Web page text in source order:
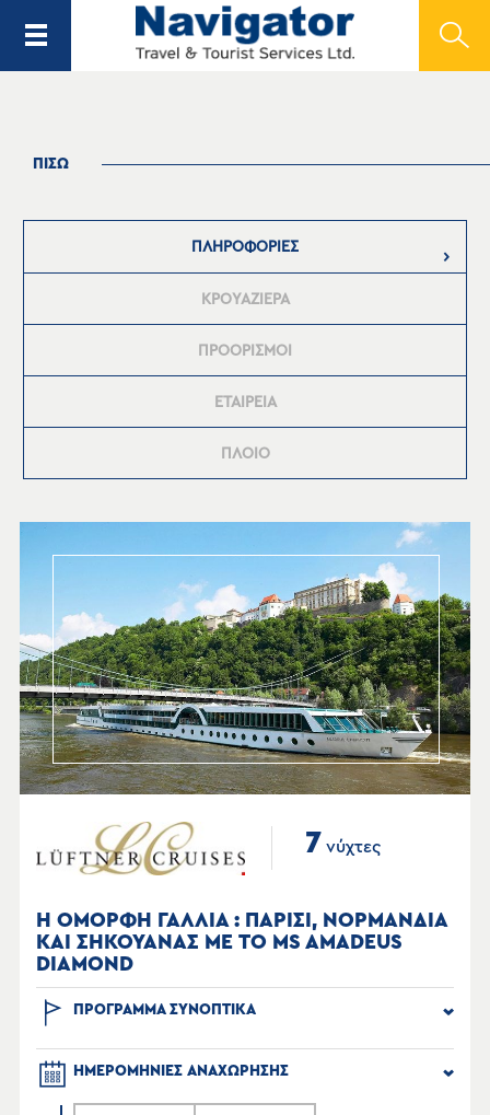
ΠΙΣΩ
ΠΛΗΡΟΦΟΡΙΕΣ
ΚΡΟΥΑΖΙΕΡΑ
ΠΡΟΟΡΙΣΜΟΙ
ΕΤΑΙΡΕΙΑ
ΠΛΟΙΟ
7 νύχτες
Η ΟΜΟΡΦΗ ΓΑΛΛΙΑ : ΠΑΡΙΣΙ, ΝΟΡΜΑΝΔΙΑ
ΚΑΙ ΣΗΚΟΥΑΝΑΣ ΜΕ ΤΟ MS AMADEUS
DIAMOND
ΠΡΟΓΡΑΜΜΑ ΣΥΝΟΠΤΙΚΑ
ΗΜΕΡΟΜΗΝΙΕΣ ΑΝΑΧΩΡΗΣΗΣ